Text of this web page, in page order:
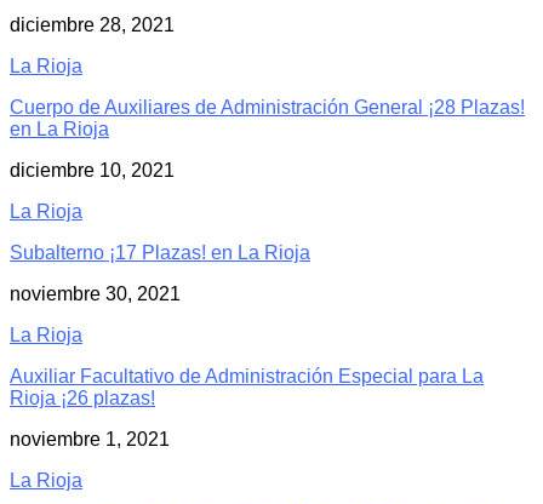
diciembre 28, 2021
La Rioja
Cuerpo de Auxiliares de Administración General ¡28 Plazas!
en La Rioja
diciembre 10, 2021
La Rioja
Subalterno ¡17 Plazas! en La Rioja
noviembre 30, 2021
La Rioja
Auxiliar Facultativo de Administración Especial para La
Rioja ¡26 plazas!
noviembre 1, 2021
La Rioja